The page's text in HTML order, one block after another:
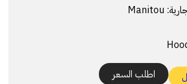
اطلب السعر